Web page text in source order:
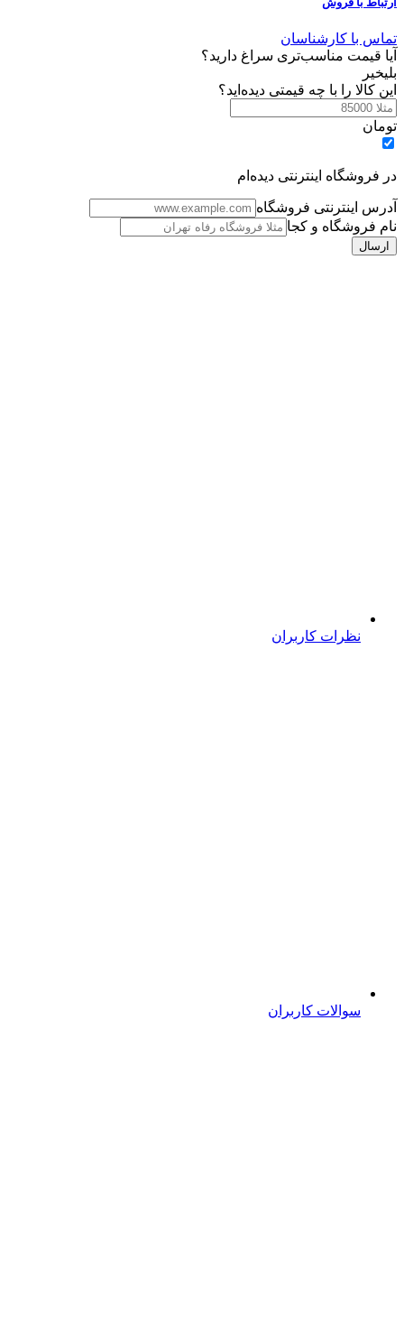
تماس با کارشناسان
آیا قیمت مناسب‌تری سراغ دارید؟
بلیخیر
این کالا را با چه قیمتی دیده‌اید؟
تومان
در فروشگاه اینترنتی دیده‌ام
آدرس اینترنتی فروشگاه
نام فروشگاه و کجا
نظرات کاربران
سوالات کاربران